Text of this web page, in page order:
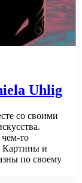
Uhlig
со своими
то
Картины и
по своему